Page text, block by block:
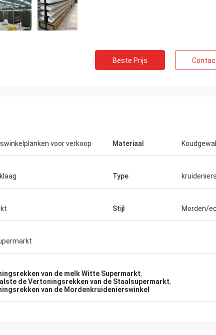
Beste Prijs
voor verkoop Materiaal
Type
Stijl Morden/
van de melk Witte Supermarkt,
de Vertoningsrekken van de Staalsupermarkt,
van de Mordenkruidenierswinkel